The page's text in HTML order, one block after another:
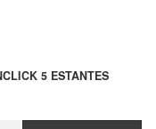
5 ESTANTES